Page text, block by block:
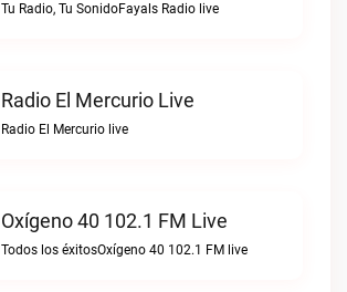
Tu Radio, Tu SonidoFayals Radio live
Radio El Mercurio Live
Radio El Mercurio live
Oxígeno 40 102.1 FM Live
Todos los éxitosOxígeno 40 102.1 FM live